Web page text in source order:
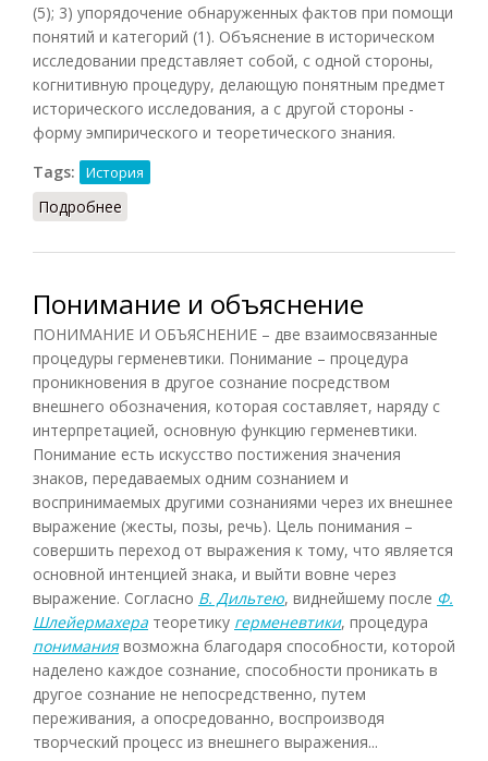
(5); 3) упорядочение обнаруженных фактов при помощи
понятий и категорий (1). Объяснение в историческом
исследовании представляет собой, с одной стороны,
когнитивную процедуру, делающую понятным предмет
исторического исследования, а с другой стороны -
форму эмпирического и теоретического знания.
Tags:
История
Подробнее
Понимание и объяснение
ПОНИМАНИЕ И ОБЪЯСНЕНИЕ – две взаимосвязанные
процедуры герменевтики. Понимание – процедура
проникновения в другое сознание посредством
внешнего обозначения, которая составляет, наряду с
интерпретацией, основную функцию герменевтики.
Понимание есть искусство постижения значения
знаков, передаваемых одним сознанием и
воспринимаемых другими сознаниями через их внешнее
выражение (жесты, позы, речь). Цель понимания –
совершить переход от выражения к тому, что является
основной интенцией знака, и выйти вовне через
выражение. Согласно В. Дильтею, виднейшему после Ф.
Шлейермахера теоретику герменевтики, процедура
пониманиявозможна благодаря способности, которой
наделено каждое сознание, способности проникать в
другое сознание не непосредственно, путем
переживания, а опосредованно, воспроизводя
творческий процесс из внешнего выражения...